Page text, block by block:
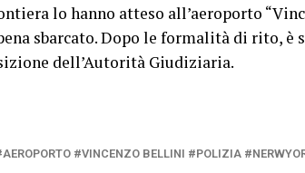
lo hanno atteso all’aeroporto
sbarcato. Dopo le formalità di rito,
dell’Autorità Giudiziaria.
#VINCENZO BELLINI #POLIZIA